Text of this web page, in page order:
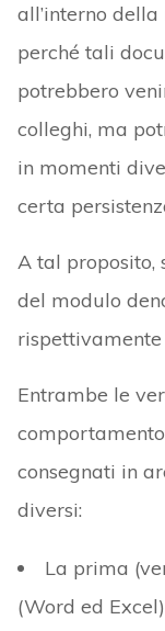
all’interno
perché tali
potrebbero
colleghi, ma
in momenti
certa
A tal proposito,
del modulo
Entrambe le
consegnati in
diversi:
La prima
(Word ed